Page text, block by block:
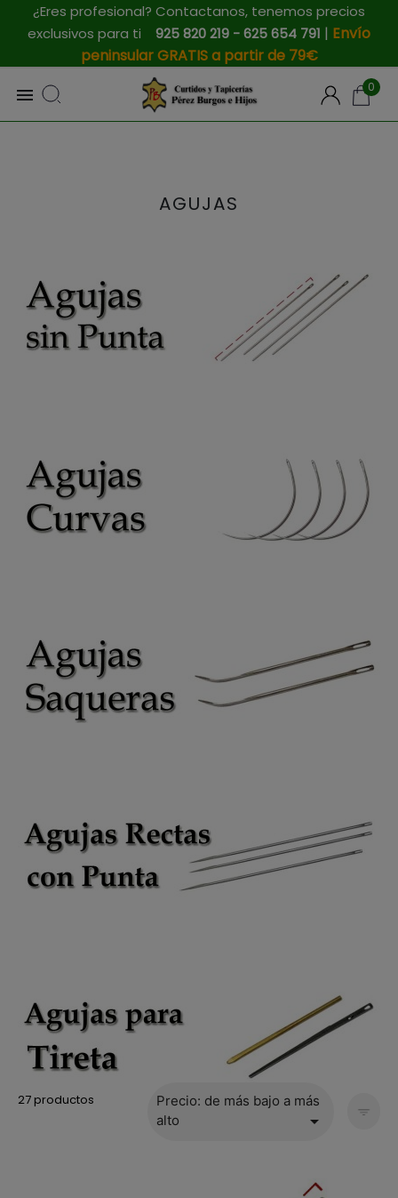
¿Eres profesional? Contactanos, tenemos precios
exclusivos para ti 925 820 219 - 625 654 791 | Envío
peninsular GRATIS a partir de 79€
 0
AGUJAS
27 productos
Precio: de más bajo a más
alto
